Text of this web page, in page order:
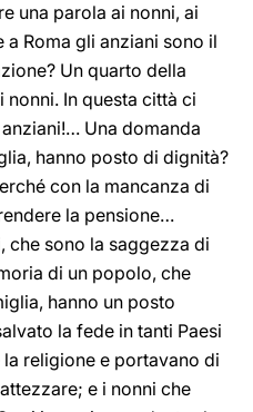
una parola ai nonni, ai
a Roma gli anziani sono il
Un quarto della
In questa città ci
Una domanda
hanno posto di dignità?
con la mancanza di
la pensione…
che sono la saggezza di
di un popolo, che
hanno un posto
la fede in tanti Paesi
religione e portavano di
e i nonni che